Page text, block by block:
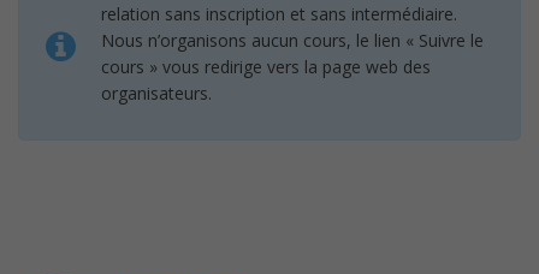
relation sans inscription et sans intermédiaire.
Nous n’organisons aucun cours, le lien « Suivre le
cours » vous redirige vers la page web des
organisateurs.